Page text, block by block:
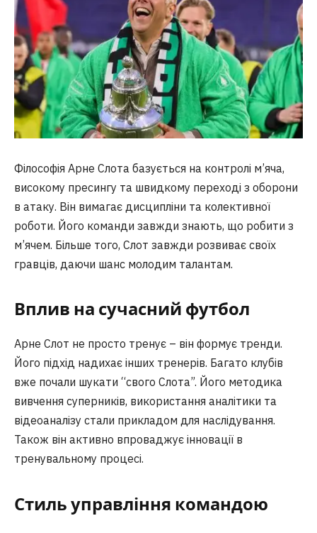
Філософія Арне Слота базується на контролі м’яча,
високому пресингу та швидкому переході з оборони
в атаку. Він вимагає дисципліни та колективної
роботи. Його команди завжди знають, що робити з
м’ячем. Більше того, Слот завжди розвиває своїх
гравців, даючи шанс молодим талантам.
Вплив на сучасний футбол
Арне Слот не просто тренує – він формує тренди.
Його підхід надихає інших тренерів. Багато клубів
вже почали шукати “свого Слота”. Його методика
вивчення суперників, використання аналітики та
відеоаналізу стали прикладом для наслідування.
Також він активно впроваджує інновації в
тренувальному процесі.
Стиль управління командою